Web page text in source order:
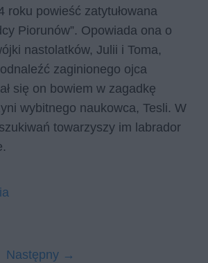
roku powieść zatytułowana
Piorunów”. Opowiada ona o
nastolatków, Julii i Toma,
zaginionego ojca
się on bowiem w zagadkę
wybitnego naukowca, Tesli. W
towarzyszy im labrador
Następny →